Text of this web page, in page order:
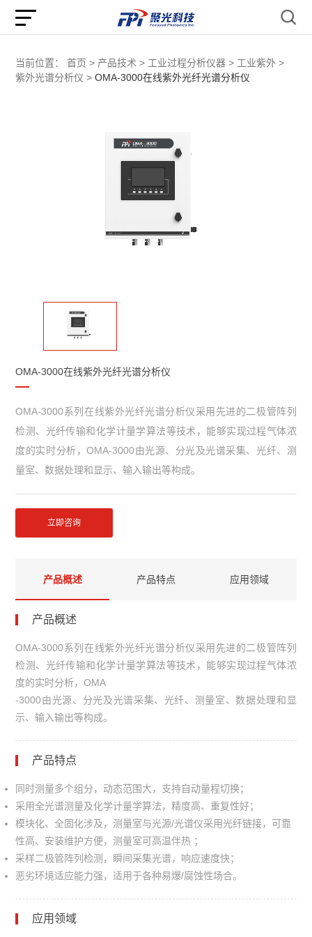
当前位置： 首页 > 产品技术 > 工业过程分析仪器 > 工业紫外 >
紫外光谱分析仪 > OMA-3000在线紫外光纤光谱分析仪
OMA-3000在线紫外光纤光谱分析仪
OMA-3000系列在线紫外光纤光谱分析仪采用先进的二极管阵列
检测、光纤传输和化学计量学算法等技术，能够实现过程气体浓
度的实时分析，OMA-3000由光源、分光及光谱采集、光纤、测
量室、数据处理和显示、输入输出等构成。
立即咨询
产品概述 产品特点 应用领域
产品概述
OMA-3000系列在线紫外光纤光谱分析仪采用先进的二极管阵列
检测、光纤传输和化学计量学算法等技术，能够实现过程气体浓
度的实时分析，OMA
-3000由光源、分光及光谱采集、光纤、测量室、数据处理和显
示、输入输出等构成。
产品特点
同时测量多个组分，动态范围大，支持自动量程切换；
采用全光谱测量及化学计量学算法，精度高、重复性好；
模块化、全固化涉及，测量室与光源/光谱仪采用光纤链接，可靠
性高、安装维护方便，测量室可高温伴热 ；
采样二极管阵列检测，瞬间采集光谱，响应速度快；
恶劣环境适应能力强，适用于各种易爆/腐蚀性场合。
应用领域